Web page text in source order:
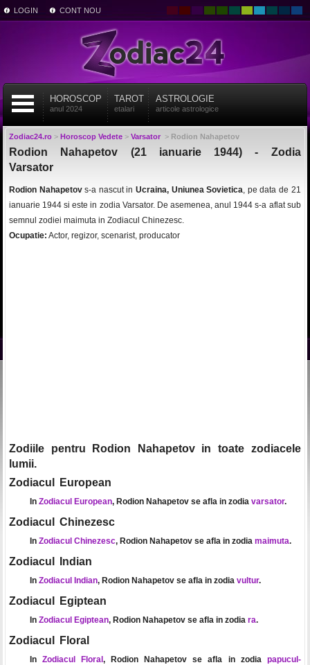
LOGIN CONT NOU
HOROSCOP
anul 2024
TAROT
etalari
ASTROLOGIE
articole astrologice
Zodiac24.ro> Horoscop Vedete> Varsator> Rodion Nahapetov
Rodion Nahapetov (21 ianuarie 1944) - Zodia
Varsator
Rodion Nahapetovs-a nascut inUcraina, Uniunea Sovietica, pe data de 21
ianuarie 1944 si este in zodia Varsator. De asemenea, anul 1944 s-a aflat sub
semnul zodiei maimuta in Zodiacul Chinezesc.
Ocupatie: Actor, regizor, scenarist, producator
Zodiile pentru Rodion Nahapetov in toate zodiacele
lumii.
Zodiacul European
In Zodiacul European, Rodion Nahapetov se afla in zodia varsator.
Zodiacul Chinezesc
In Zodiacul Chinezesc, Rodion Nahapetov se afla in zodia maimuta.
Zodiacul Indian
In Zodiacul Indian, Rodion Nahapetov se afla in zodia vultur.
Zodiacul Egiptean
In Zodiacul Egiptean, Rodion Nahapetov se afla in zodia ra.
Zodiacul Floral
InZodiacul Floral, Rodion Nahapetov se afla in zodia papucul-